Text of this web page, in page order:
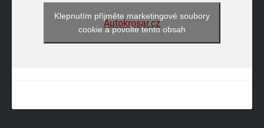
Autokrosar.cz
Klepnutím přijměte marketingové soubory
cookie a povolte tento obsah